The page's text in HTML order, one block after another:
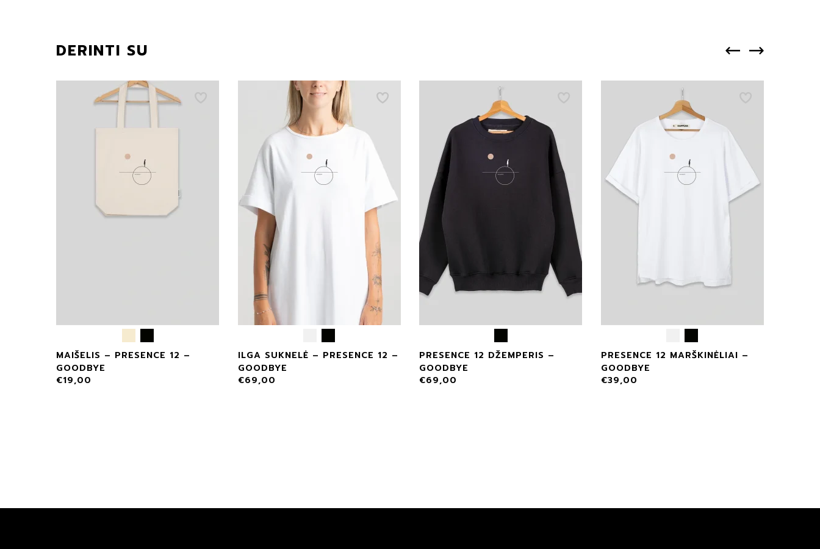
DERINTI SU
MAIŠELIS – PRESENCE 12 –
GOODBYE
€19,00
ILGA SUKNELĖ – PRESENCE 12 –
GOODBYE
€69,00
PRESENCE 12 DŽEMPERIS –
GOODBYE
€69,00
PRESENCE 12 MARŠKINĖLIAI –
GOODBYE
€39,00